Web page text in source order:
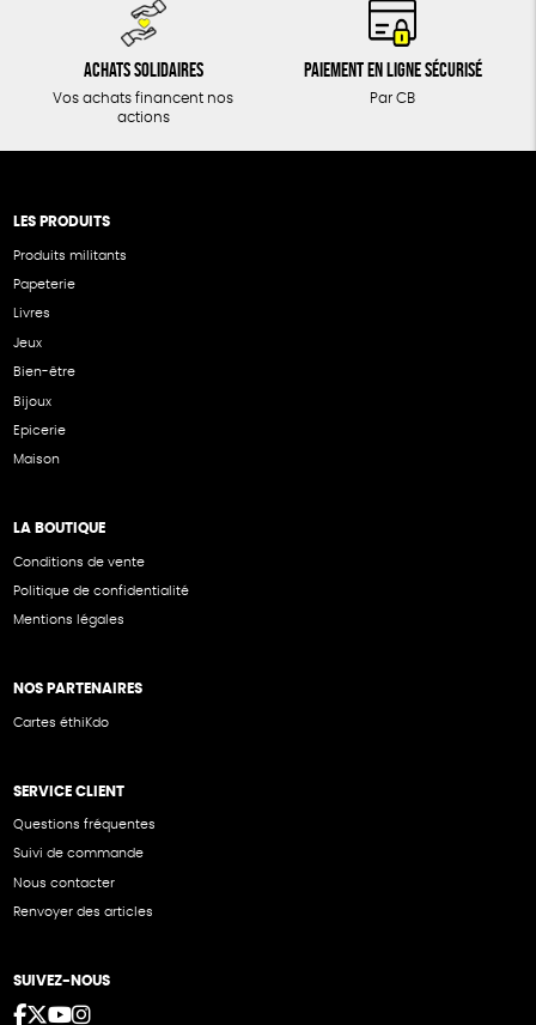
Achats solidaires
Vos achats financent nos
actions
Paiement en ligne sécurisé
Par CB
LES PRODUITS
Produits militants
Papeterie
Livres
Jeux
Bien-être
Bijoux
Epicerie
Maison
LA BOUTIQUE
Conditions de vente
Politique de confidentialité
Mentions légales
NOS PARTENAIRES
Cartes éthiKdo
SERVICE CLIENT
Questions fréquentes
Suivi de commande
Nous contacter
Renvoyer des articles
SUIVEZ-NOUS